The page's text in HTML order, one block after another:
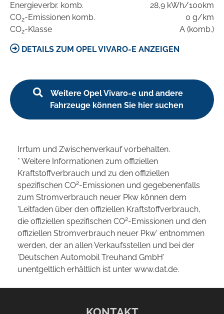
Energieverbr. komb.
28,9 kWh/100km
CO2-Emissionen komb.
0 g/km
CO2-Klasse A (komb.)
DETAILS ZUM OPEL VIVARO-E ANZEIGEN
Weitere Opel Vivaro-e und andere
Fahrzeuge können Sie hier suchen
Irrtum und Zwischenverkauf vorbehalten.
* Weitere Informationen zum offiziellen
Kraftstoffverbrauch und zu den offiziellen
spezifischen CO2-Emissionen und gegebenenfalls
zum Stromverbrauch neuer Pkw können dem
'Leitfaden über den offiziellen Kraftstoffverbrauch,
die offiziellen spezifischen CO2-Emissionen und den
offiziellen Stromverbrauch neuer Pkw' entnommen
werden, der an allen Verkaufsstellen und bei der
'Deutschen Automobil Treuhand GmbH'
unentgeltlich erhältlich ist unter www.dat.de.